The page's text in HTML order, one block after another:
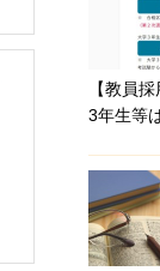
【教員
3年生等